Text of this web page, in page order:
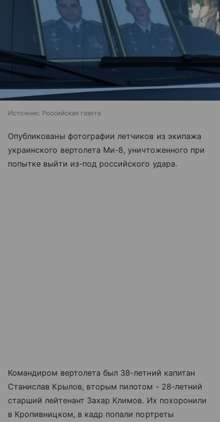
Источник: Российская газета
Опубликованы фотографии летчиков из экипажа
украинского вертолета Ми-8, уничтоженного при
попытке выйти из-под российского удара.
Командиром вертолета был 38-летний капитан
Станислав Крылов, вторым пилотом - 28-летний
старший лейтенант Захар Климов. Их похоронили
в Кропивницком, в кадр попали портреты